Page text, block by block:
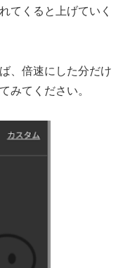
てくると上げていく
、倍速にした分だけ
みてください。